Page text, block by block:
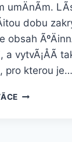
dobu
obsah
vytvÃ¡ÅÃ­
pro kterou je…
GYOKURO